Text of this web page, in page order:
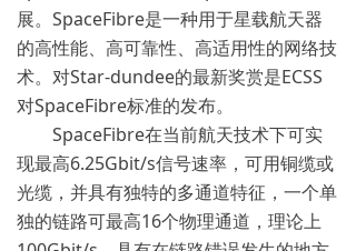
展。SpaceFibre是一种用于星载航天器
的高性能、高可靠性、高适用性的网络技
术。对Star-dundee的最新奖赏是ECSS
对SpaceFibre标准的发布。
SpaceFibre在当前航天技术下可实
现最高6.25Gbit/s信号速率，可用铜缆或
光缆，并具有独特的多通道特征，一个单
独的链路可最高16个物理通道，理论上